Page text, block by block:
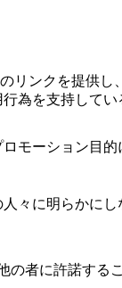
リンクを提供し、
為を支持してい
モーション目的
々に明らかに
者に許諾する